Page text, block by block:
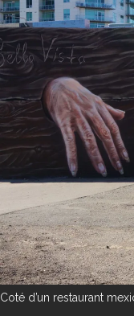
Coté d’un restaurant